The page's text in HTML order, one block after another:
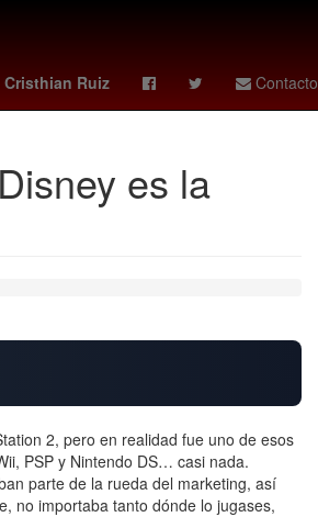
Cristhian Ruiz Contacto
cnte Aguascalientes
es la
2, pero en realidad fue uno de esos
PSP y Nintendo DS… casi nada.
parte de la rueda del marketing, así
no importaba tanto dónde lo jugases,